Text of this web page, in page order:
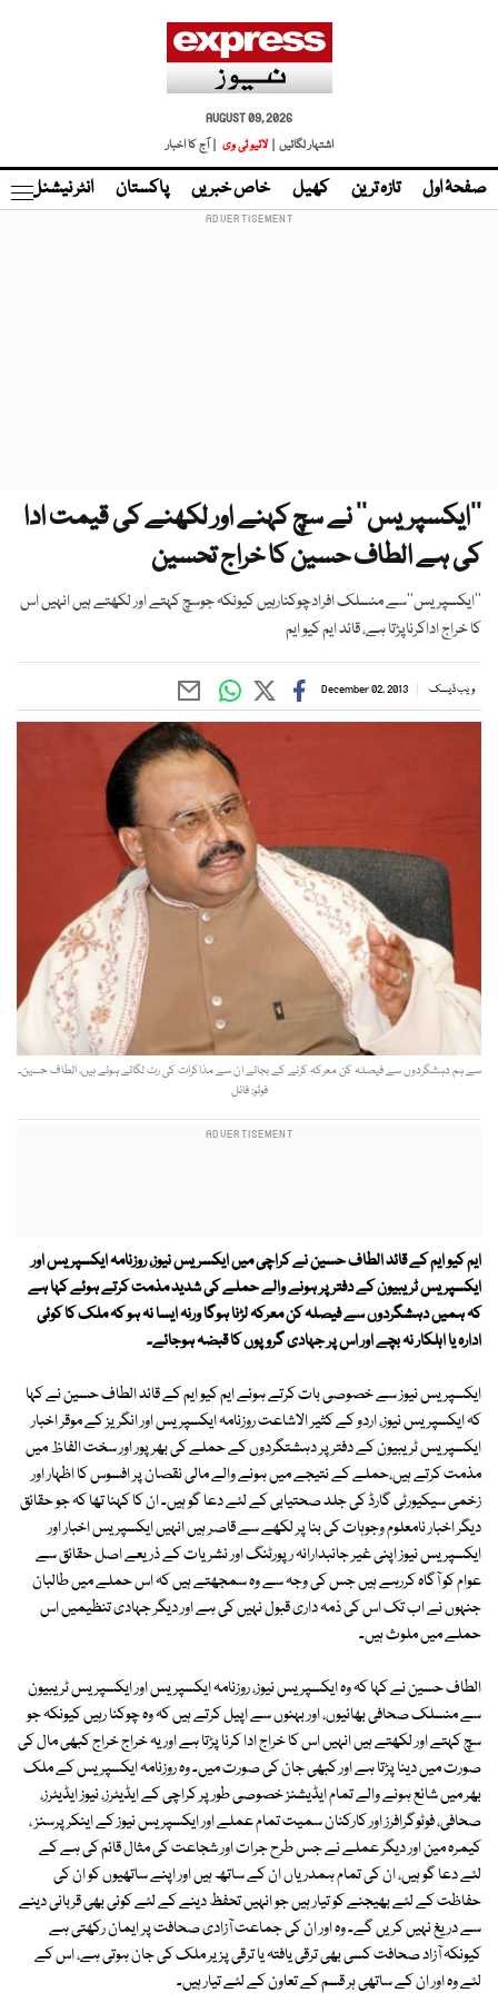
AUGUST 09, 2026
اشتہار لگائیں |
لائیو ٹی وی | آج کا اخبار
صفحۂ اول تازہ ترین کھیل خاص خبریں پاکستان انٹر نیشنل
’’ایکسپریس‘‘ نے سچ کہنے اور لکھنے کی قیمت ادا
کی ہے الطاف حسین کا خراج تحسین
’’ایکسپریس‘‘سے منسلک افرادچوکنارہیں کیونکہ جوسچ کہتے اور لکھتے ہیں انہیں اس
کا خراج اداکرناپڑتا ہے، قائد ایم کیو ایم
ویب ڈیسک December 02, 2013
سے ہم دہشگردوں سے فیصلہ کن معرکہ کرنے کے بجائے ان سے مذاکرات کی رٹ لگائے ہوئے ہیں، الطاف حسین۔
فوٹو: فائل
ایم کیو ایم کے قائد الطاف حسین نے کراچی میں ایکسریس نیوز، روزنامہ ایکسپریس اور
ایکسپریس ٹریبیون کے دفتر پر ہونے والے حملے کی شدید مذمت کرتے ہوئے کہا ہے
کہ ہمیں دہشگردوں سے فیصلہ کن معرکہ لڑنا ہوگا ورنہ ایسا نہ ہو کہ ملک کا کوئی
ادارہ یا اہلکار نہ بچے اور اس پر جہادی گروپوں کا قبضہ ہوجائے۔
ایکسپریس نیوز سے خصوصی بات کرتے ہوئے ایم کیو ایم کے قائد الطاف حسین نے کہا
کہ ایکسپریس نیوز، اردو کے کثیر الاشاعت روزنامہ ایکسپریس اور انگریز کے موقر اخبار
ایکسپریس ٹریبیون کے دفتر پر دہشتگردوں کے حملے کی بھرپور اور سخت الفاظ میں
مذمت کرتے ہیں،حملے کے نتیجے میں ہونے والے مالی نقصان پر افسوس کا اظہار اور
زخمی سیکیورٹی گارڈ کی جلد صحتیابی کے لئے دعا گو ہیں۔ ان کا کہنا تھا کہ جو حقائق
دیگر اخبار نامعلوم وجوہات کی بنا پر لکھے سے قاصر ہیں انہیں ایکسپریس اخبار اور
ایکسپریس نیوز اپنی غیر جانبدارانہ رپورٹنگ اور نشریات کے ذریعے اصل حقائق سے
عوام کو آگاہ کررہے ہیں جس کی وجہ سے وہ سمجھتے ہیں کہ اس حملے میں طالبان
جنہوں نے اب تک اس کی ذمہ داری قبول نہیں کی ہے اور دیگر جہادی تنظیمیں اس
حملے میں ملوث ہیں۔
الطاف حسین نے کہا کہ وہ ایکسپریس نیوز، روزنامہ ایکسپریس اور ایکسپریس ٹریبیون
سے منسلک صحافی بھائیوں، اور بہنوں سے اپیل کرتے ہیں کہ وہ چوکنا رہیں کیونکہ جو
سچ کہتے اور لکھتے ہیں انہیں اس کا خراج ادا کرنا پڑتا ہے اور یہ خراج خراج کبھی مال کی
صورت میں دینا پڑتا ہے اور کبھی جان کی صورت میں۔ وہ روزنامہ ایکسپریس کے ملک
بھر میں شائع ہونے والے تمام ایڈیشنز خصوصی طور پر کراچی کے ایڈیٹرز، نیوز ایڈیٹرز،
صحافی، فوٹوگرافرز اور کارکنان سمیت تمام عملے اور ایکسپریس نیوز کے اینکر پرسنز ،
کیمرہ مین اور دیگر عملے نے جس طرح جرات اور شجاعت کی مثال قائم کی ہے کے
لئے دعا گو ہیں، ان کی تمام ہمدریاں ان کے ساتھ ہیں اور اپنے ساتھیوں کو ان کی
حفاظت کے لئے بھیجنے کو تیار ہیں جو انہیں تحفظ دینے کے لئے کوئی بھی قربانی دینے
سے دریغ نہیں کریں گے۔ وہ اور ان کی جماعت آزادی صحافت پر ایمان رکھتی ہے
کیونکہ آزاد صحافت کسی بھی ترقی یافتہ یا ترقی پزیر ملک کی جان ہوتی ہے، اس کے
لئے وہ اور ان کے ساتھی ہر قسم کے تعاون کے لئے تیار ہیں۔